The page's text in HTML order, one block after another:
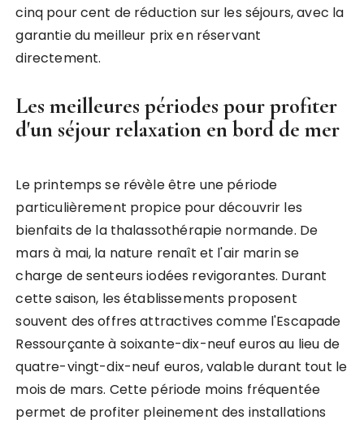
cinq pour cent de réduction sur les séjours, avec la
garantie du meilleur prix en réservant
directement.
Les meilleures périodes pour profiter
d'un séjour relaxation en bord de mer
Le printemps se révèle être une période
particulièrement propice pour découvrir les
bienfaits de la thalassothérapie normande. De
mars à mai, la nature renaît et l'air marin se
charge de senteurs iodées revigorantes. Durant
cette saison, les établissements proposent
souvent des offres attractives comme l'Escapade
Ressourçante à soixante-dix-neuf euros au lieu de
quatre-vingt-dix-neuf euros, valable durant tout le
mois de mars. Cette période moins fréquentée
permet de profiter pleinement des installations